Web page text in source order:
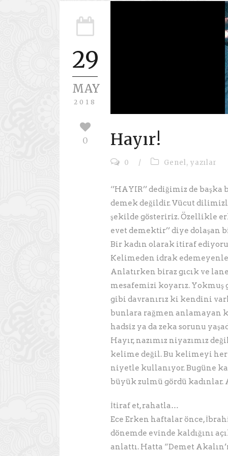
29
MAY
2018
0 Hayır!
0 / Genel, yazılar
‘’HAYIR’’ dediğimiz de
demek değildir. Vücut
şekilde gösteririz. Özellikle
evet demektir’’ diye dolaşan
Bir kadın olarak itiraf
Kelimeden idrak
Anlatırken biraz gıcık ve
mesafemizi koyarız. Yokmuş
gibi davranırız ki kendini
bunlara rağmen anlamayan
hadsiz ya da zeka sorunu
Hayır, nazımız niyazımız
kelime değil. Bu kelimeyi her
niyetle kullanıyor. Bugüne
büyük zulmü gördü kadınlar.
İtiraf et, rahatla…
Ece Erken haftalar önce,
dönemde evinde kaldığını
anlattı. Hatta “Demet